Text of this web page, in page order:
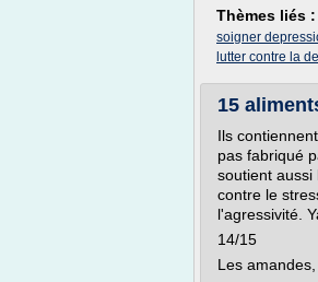
Thèmes liés :
soigner
lutter contre la
15
Ils
pas fabriqué
soutient
contre le
l'agressivité.
14/15
Les